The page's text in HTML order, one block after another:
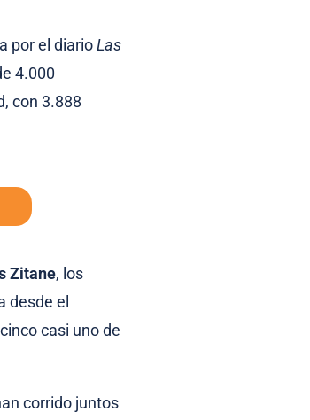
por el diarioLas
4.000
con 3.888
Zitane, los
desde el
casi uno de
corrido juntos